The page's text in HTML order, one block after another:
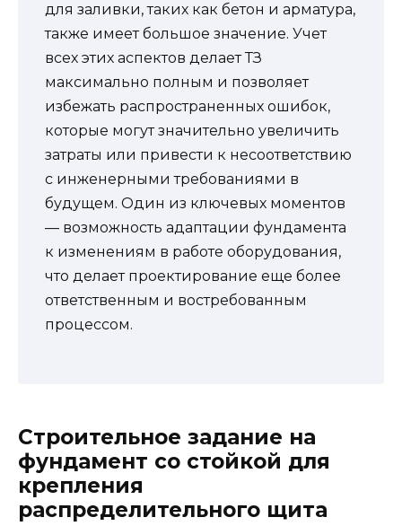
для заливки, таких как бетон и арматура,
также имеет большое значение. Учет
всех этих аспектов делает ТЗ
максимально полным и позволяет
избежать распространенных ошибок,
которые могут значительно увеличить
затраты или привести к несоответствию
с инженерными требованиями в
будущем. Один из ключевых моментов
— возможность адаптации фундамента
к изменениям в работе оборудования,
что делает проектирование еще более
ответственным и востребованным
процессом.
Строительное задание на
фундамент со стойкой для
крепления
распределительного щита